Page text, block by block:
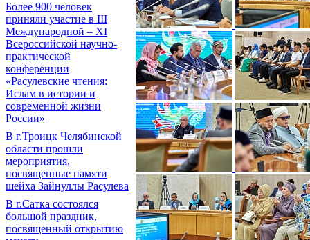
Более 900 человек
приняли участие в III
Международной – XI
Всероссийской научно-
практической
конференции
«Расулевские чтения:
Ислам в истории и
современной жизни
России»
В г.Троицк Челябинской
области прошли
мероприятия,
посвященные памяти
шейха Зайнуллы Расулева
В г.Сатка состоялся
большой праздник,
посвященный открытию